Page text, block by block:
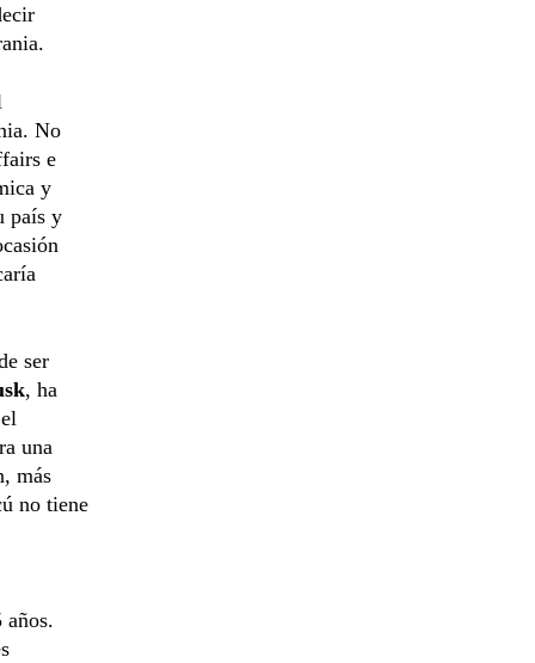
No
e
y
país y
ser
, ha
una
más
no tiene
años.